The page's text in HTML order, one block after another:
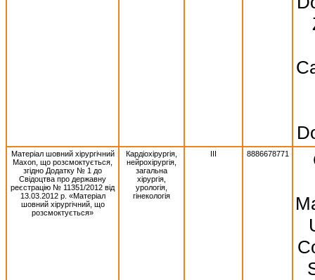
Матеріал шовний хірургічний
Махоn, що розсмоктується,
згідно Додатку № 1 до
Свідоцтва про державну
реєстрацію № 11351/2012 від
13.03.2012 р. «Матеріал
шовний хірургічний, що
розсмоктується»
Кардіохірургія,
нейрохірургія,
загальна
хірургія,
урологія,
гінекологія
III 8886678771